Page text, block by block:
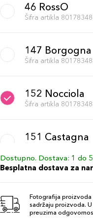
46 RossO
Šifra artikla
147 Borgogna
Šifra artikla
152 Nocciola
Šifra artikla
151 Castagna
Dostupno. Dostava: 1 do
Besplatna dostava za
Fotografija
sadržaju proizvoda.
preuzima